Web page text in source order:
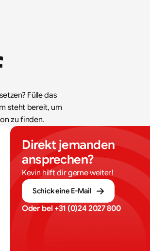
Fülle das
steht bereit, um
zu finden.
Direkt jemanden
ansprechen?
Kevin hilft dir gerne weiter!
Schick eine E-Mail
Oder bel +31 (0)24 2027 800